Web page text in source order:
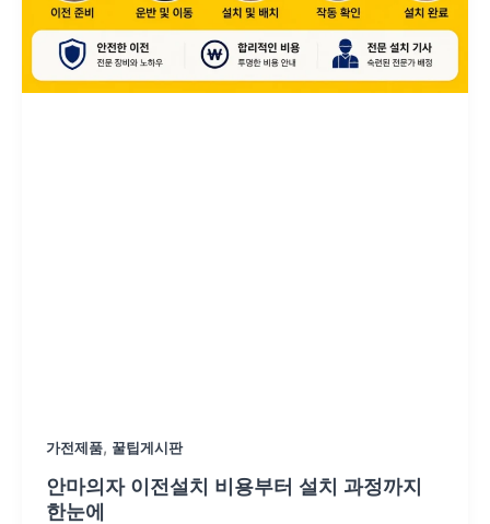
가전제품, 꿀팁게시판
안마의자 이전설치 비용부터 설치 과정까지
한눈에